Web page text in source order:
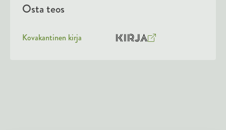
Osta teos
O
Kovakantinen kirja
K